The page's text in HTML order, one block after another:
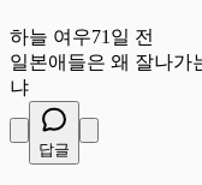
하늘 여우71일 전
일본애들은 왜 잘나가
냐
답글